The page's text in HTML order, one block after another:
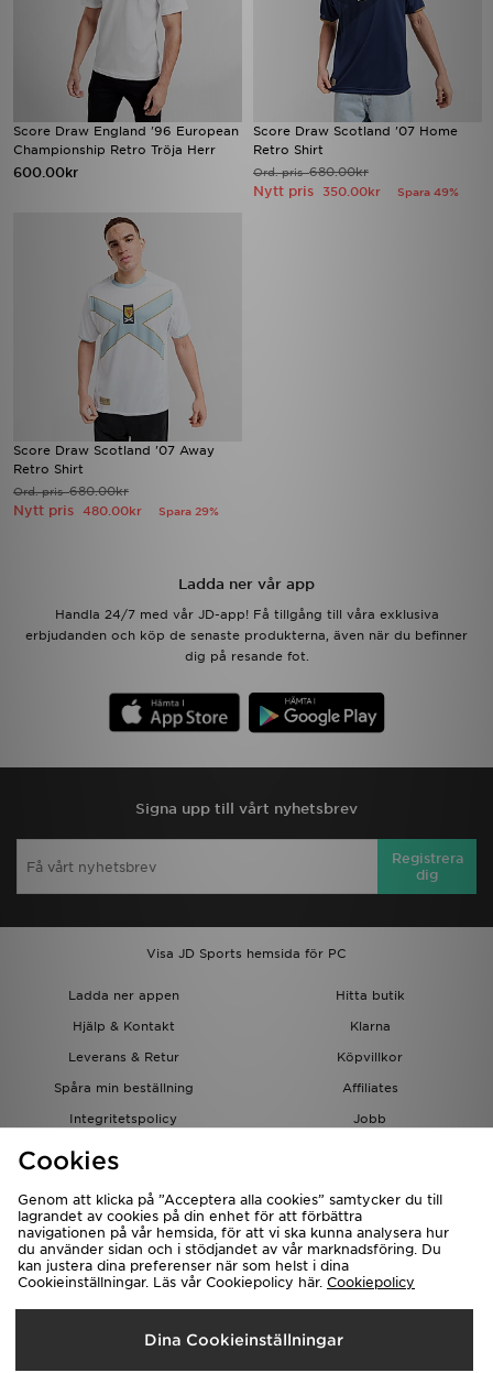
Score Draw England '96 European
Championship Retro Tröja Herr
600.00kr
Score Draw Scotland '07 Home
Retro Shirt
Ord. pris680.00kr
Nytt pris 350.00kr Spara 49%
Score Draw Scotland '07 Away
Retro Shirt
Ord. pris680.00kr
Nytt pris 480.00kr Spara 29%
Ladda ner vår app
Handla 24/7 med vår JD-app! Få tillgång till våra exklusiva
erbjudanden och köp de senaste produkterna, även när du befinner
dig på resande fot.
Signa upp till vårt nyhetsbrev
Registrera
dig
Visa JD Sports hemsida för PC
Ladda ner appen
Hitta butik
Hjälp & Kontakt
Klarna
Leverans & Retur
Köpvillkor
Spåra min beställning
Affiliates
Integritetspolicy
Jobb
JD-bloggen
Levererar Till
Sverige
Cookies
Genom att klicka på ”Acceptera alla cookies” samtycker du till
lagrandet av cookies på din enhet för att förbättra
navigationen på vår hemsida, för att vi ska kunna analysera hur
du använder sidan och i stödjandet av vår marknadsföring. Du
kan justera dina preferenser när som helst i dina
Cookieinställningar. Läs vår Cookiepolicy här. Cookiepolicy
Dina Cookieinställningar